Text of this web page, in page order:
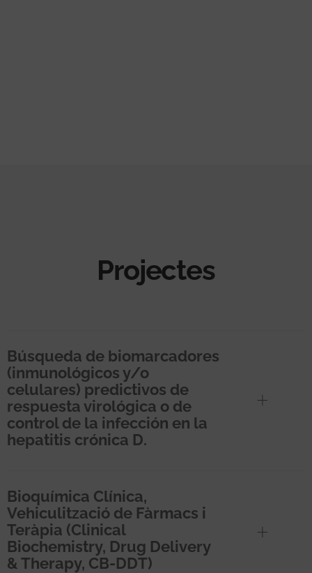
Projectes
Búsqueda de biomarcadores
(inmunológicos y/o
celulares) predictivos de
respuesta virológica o de
control de la infección en la
hepatitis crónica D.
Bioquímica Clínica,
Vehiculització de Fàrmacs i
Teràpia (Clinical
Biochemistry, Drug Delivery
& Therapy, CB-DDT)